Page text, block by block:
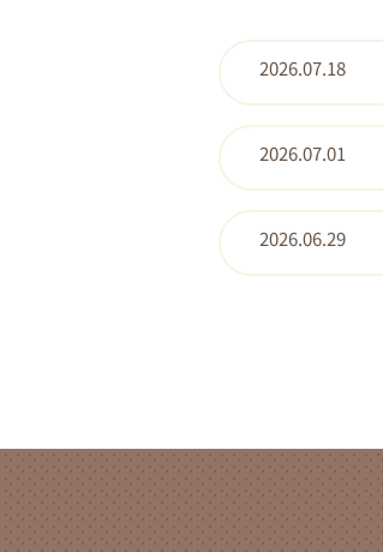
2026.07.18
2026.07.01
2026.06.29